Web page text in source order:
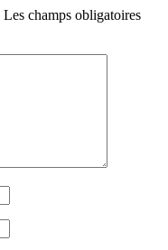
Les champs obligatoires